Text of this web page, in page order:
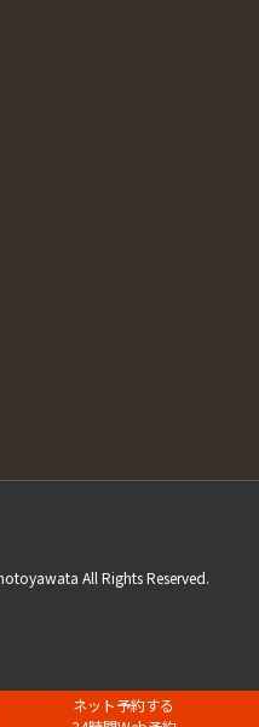
All Rights Reserved.
ネット予約する